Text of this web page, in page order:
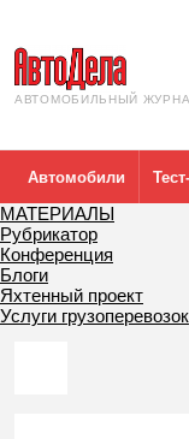
АВТОМОБИЛЬНЫЙ
Автомобили
МАТЕРИАЛЫ
Рубрикатор
Конференция
Блоги
Яхтенный проект
Услуги грузоперевозок